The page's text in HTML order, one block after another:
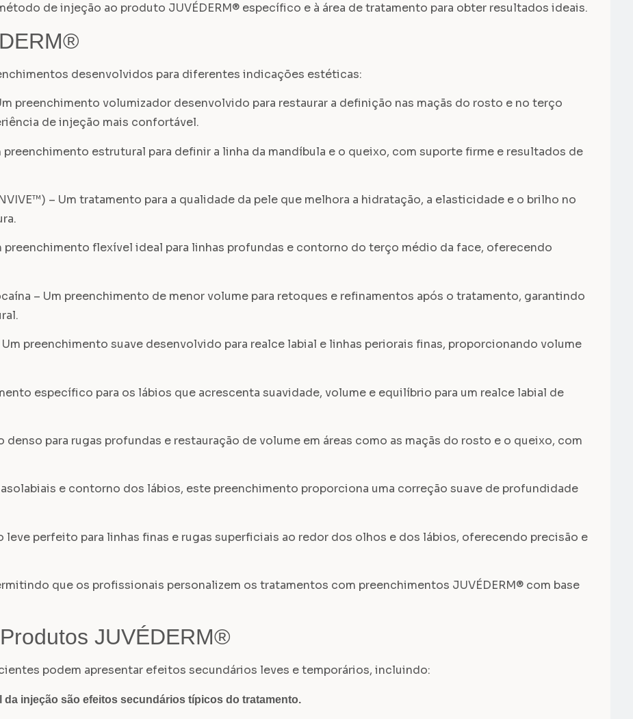
de injeção ao produto JUVÉDERM® específico e à área de tratamento para obter resultados ideais.
desenvolvidos para diferentes indicações estéticas:
preenchimento volumizador desenvolvido para restaurar a definição nas maçãs do rosto e no terço
de injeção mais confortável.
preenchimento estrutural para definir a linha da mandíbula e o queixo, com suporte firme e resultados de
– Um tratamento para a qualidade da pele que melhora a hidratação, a elasticidade e o brilho no
preenchimento flexível ideal para linhas profundas e contorno do terço médio da face, oferecendo
– Um preenchimento de menor volume para retoques e refinamentos após o tratamento, garantindo
Um preenchimento suave desenvolvido para realce labial e linhas periorais finas, proporcionando volume
específico para os lábios que acrescenta suavidade, volume e equilíbrio para um realce labial de
denso para rugas profundas e restauração de volume em áreas como as maçãs do rosto e o queixo, com
e contorno dos lábios, este preenchimento proporciona uma correção suave de profundidade
leve perfeito para linhas finas e rugas superficiais ao redor dos olhos e dos lábios, oferecendo precisão e
que os profissionais personalizem os tratamentos com preenchimentos JUVÉDERM® com base
JUVÉDERM®
podem apresentar efeitos secundários leves e temporários, incluindo:
injeção são efeitos secundários típicos do tratamento.